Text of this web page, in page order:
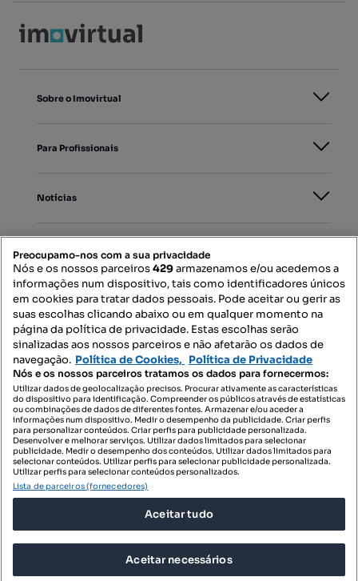
Sobre o Imovirtual
Para Profissionais
Notícias
Mapa do Site
Contacte-nos
SIGA-NOS:
DESCARREGAR NA:
© 2026 Imovirtual.com, OLX Portugal, S.A.
Preocupamo-nos com a sua privacidade
Nós e os nossos parceiros429armazenamos e/ou acedemos a
informações num dispositivo, tais como identificadores únicos
em cookies para tratar dados pessoais. Pode aceitar ou gerir as
suas escolhas clicando abaixo ou em qualquer momento na
página da política de privacidade. Estas escolhas serão
sinalizadas aos nossos parceiros e não afetarão os dados de
navegação. Política de Cookies, Política de Privacidade
Nós e os nossos parceiros tratamos os dados para fornecermos:
Utilizar dados de geolocalização precisos. Procurar ativamente as características
do dispositivo para identificação. Compreender os públicos através de estatísticas
ou combinações de dados de diferentes fontes. Armazenar e/ou aceder a
informações num dispositivo. Medir o desempenho da publicidade. Criar perfis
para personalizar conteúdos. Criar perfis para publicidade personalizada.
Desenvolver e melhorar serviços. Utilizar dados limitados para selecionar
publicidade. Medir o desempenho dos conteúdos. Utilizar dados limitados para
selecionar conteúdos. Utilizar perfis para selecionar publicidade personalizada.
Utilizar perfis para selecionar conteúdos personalizados.
Lista de parceiros (fornecedores)
Aceitar tudo
Aceitar necessários